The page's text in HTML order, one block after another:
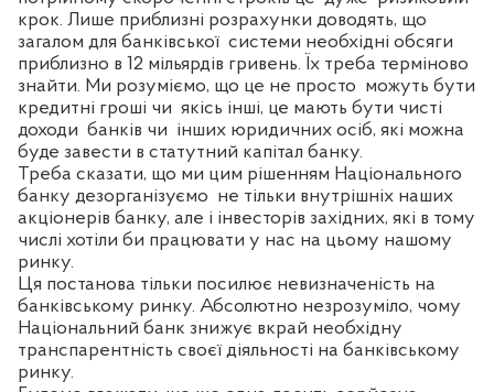
крок. Лише приблизні розрахунки доводять, що
загалом для банківської системи необхідні обсяги
приблизно в 12 мільярдів гривень. Їх треба терміново
знайти. Ми розуміємо, що це не просто можуть бути
кредитні гроші чи якісь інші, це мають бути чисті
доходи банків чи інших юридичних осіб, які можна
буде завести в статутний капітал банку.
Треба сказати, що ми цим рішенням Національного
банку дезорганізуємо не тільки внутрішніх наших
акціонерів банку, але і інвесторів західних, які в тому
числі хотіли би працювати у нас на цьому нашому
ринку.
Ця постанова тільки посилює невизначеність на
банківському ринку. Абсолютно незрозуміло, чому
Національний банк знижує вкрай необхідну
транспарентність своєї діяльності на банківському
ринку.